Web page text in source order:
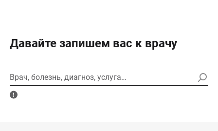
Давайте запишем вас к врачу
Врач, болезнь, диагноз, услуга…